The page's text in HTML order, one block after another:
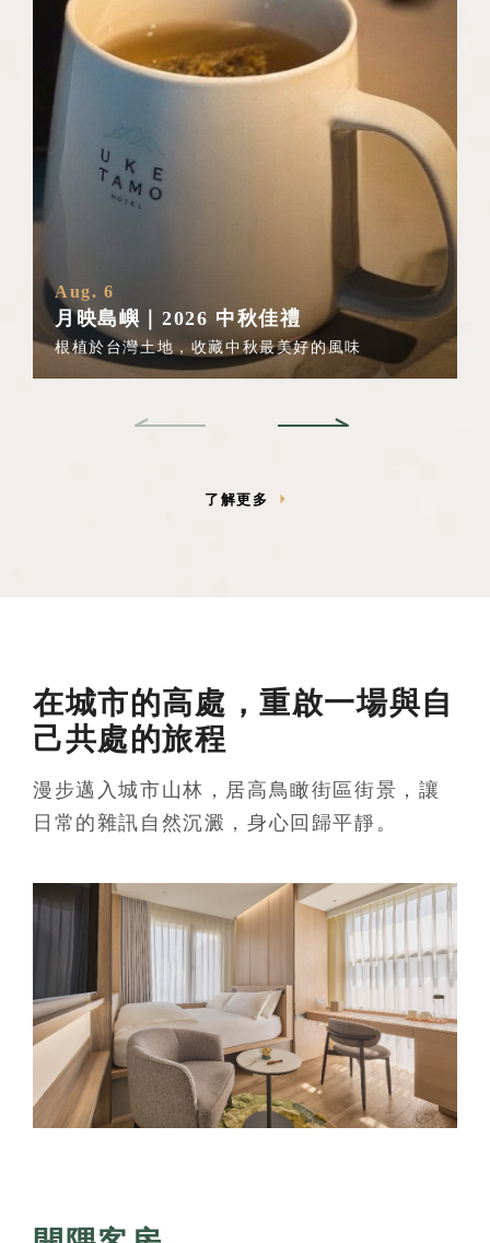
Aug. 6
月映島嶼｜2026 中秋佳禮
根植於台灣土地，收藏中秋最美好的風味
了解更多
在城市的高處，重啟一場與自
己共處的旅程
漫步邁入城市山林，居高鳥瞰街區街景，讓
日常的雜訊自然沉澱，身心回歸平靜。